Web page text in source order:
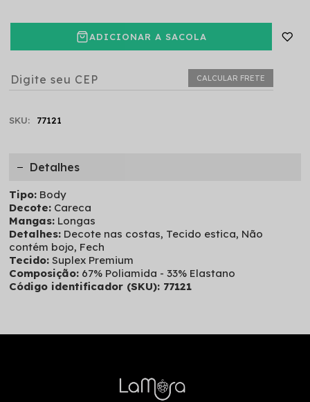
ADICIONAR A SACOLA
CALCULAR FRETE
SKU: 77121
Detalhes
Tipo: Body
Decote: Careca
Mangas: Longas
Detalhes: Decote nas costas, Tecido estica, Não
contém bojo, Fech
Tecido: Suplex Premium
Composição: 67% Poliamida - 33% Elastano
Código identificador (SKU): 77121